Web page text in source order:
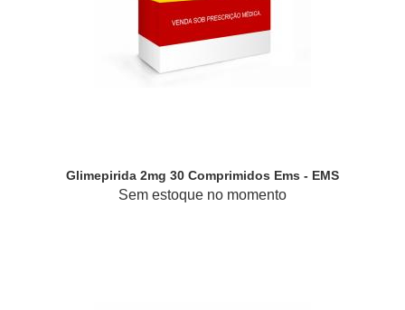
Glimepirida 2mg 30 Comprimidos Ems - EMS
Sem estoque no momento